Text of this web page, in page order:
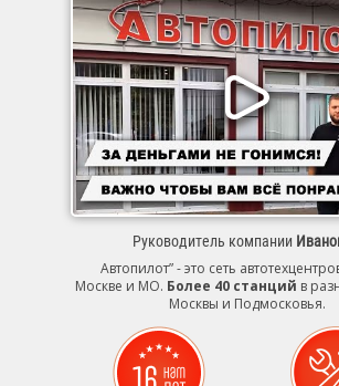
Руководитель компании
Автопилот” - это сеть
Москве и МО. Более 40 станций в
Москвы и Подмосковья.